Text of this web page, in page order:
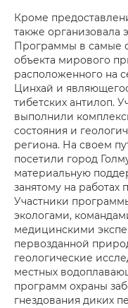
Кроме
также организовала
Программы в самые
объекта мирового
расположенного на
Цинхай и
тибетских антилоп.
выполнили
состояния и
региона. На своем
посетили город
материальную
занятому на
Участники
экологами,
медицинскими
первозданной
геологические
местных
программ охраны
гнездования диких